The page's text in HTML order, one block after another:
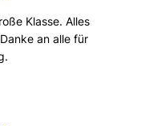
Klasse. Alles
an alle für